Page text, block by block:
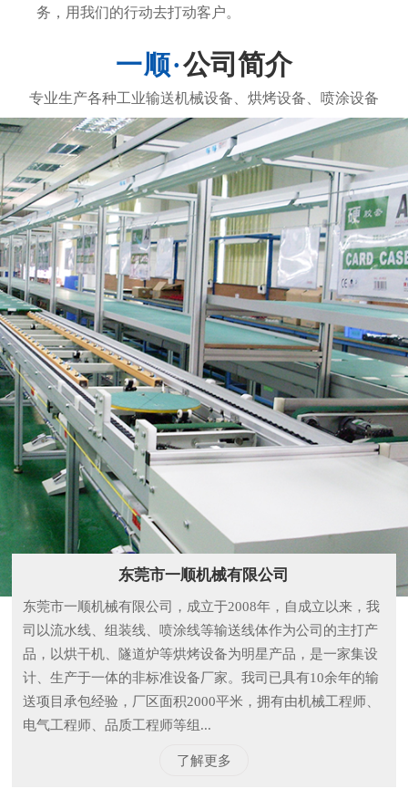
务，用我们的行动去打动客户。
公司简介
东莞市一顺机械有限公司
东莞市一顺机械有限公司，成立于2008年，自成立以来，我
司以流水线、组装线、喷涂线等输送线体作为公司的主打产
品，以烘干机、隧道炉等烘烤设备为明星产品，是一家集设
计、生产于一体的非标准设备厂家。我司已具有10余年的输
送项目承包经验，厂区面积2000平米，拥有由机械工程师、
电气工程师、品质工程师等组...
了解更多